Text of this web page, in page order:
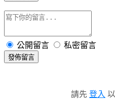
公開留言 私密留言
發佈留言
請先 登入